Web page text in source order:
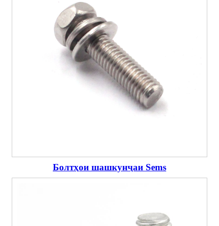
Болтҳои шашкунҷаи Sems